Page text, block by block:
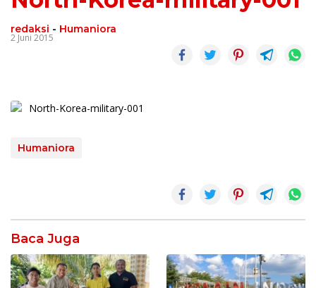
redaksi - Humaniora
2 Juni 2015
Humaniora
Baca Juga